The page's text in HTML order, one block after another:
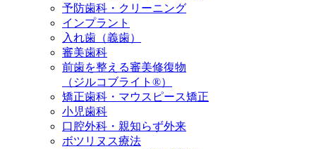
予防歯科・クリーニング
インプラント
入れ歯（義歯）
審美歯科
前歯を整える審美修復物
（ジルコブライト®）
矯正歯科・マウスピース矯正
小児歯科
口腔外科・親知らず外来
ボツリヌス療法